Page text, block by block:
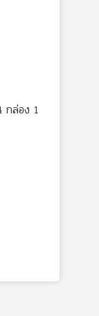
กล่อง 1